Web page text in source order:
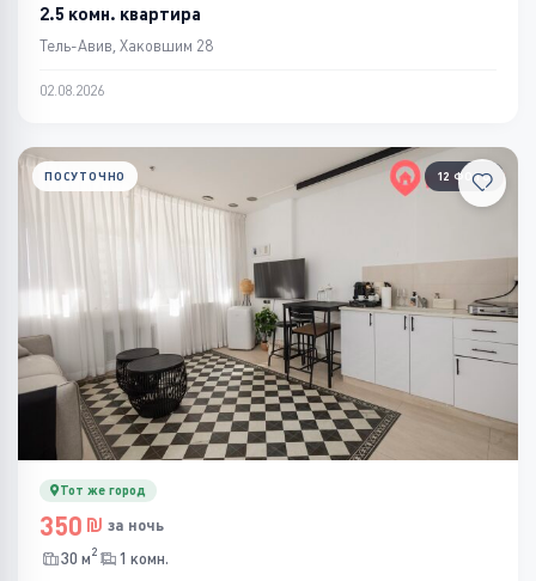
2.5 комн. квартира
Тель-Авив, Хаковшим 28
02.08.2026
12 ФОТО
ПОСУТОЧНО
Тот же город
350
за ночь
30 м2 1 комн.